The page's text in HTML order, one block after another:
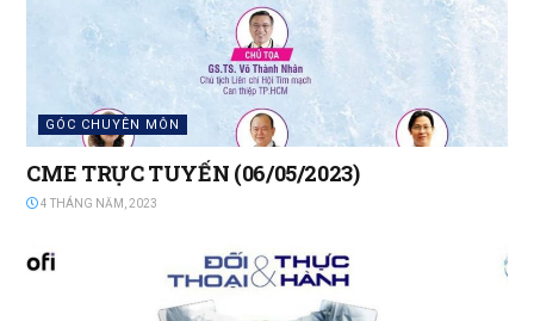
GÓC CHUYÊN MÔN
CME TRỰC TUYẾN (06/05/2023)
4 THÁNG NĂM, 2023